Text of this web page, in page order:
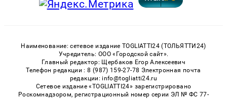
Наименование: сетевое издание TOGLIATTI24 (ТОЛЬЯТТИ24)
Учредитель: ООО «Городской сайт».
Главный редактор: Щербаков Егор Алексеевич
Телефон редакции : 8 (987) 159-27-78 Электронная почта
редакции: info@togliatti24.ru
Сетевое издание «TOGLIATTI24» зарегистрировано
Роскомнадзором, регистрационный номер серии ЭЛ № ФС 77-